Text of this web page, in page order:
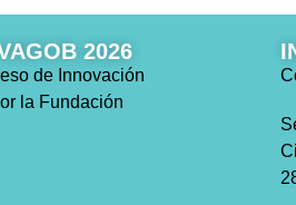
2026
de Innovación
la Fundación